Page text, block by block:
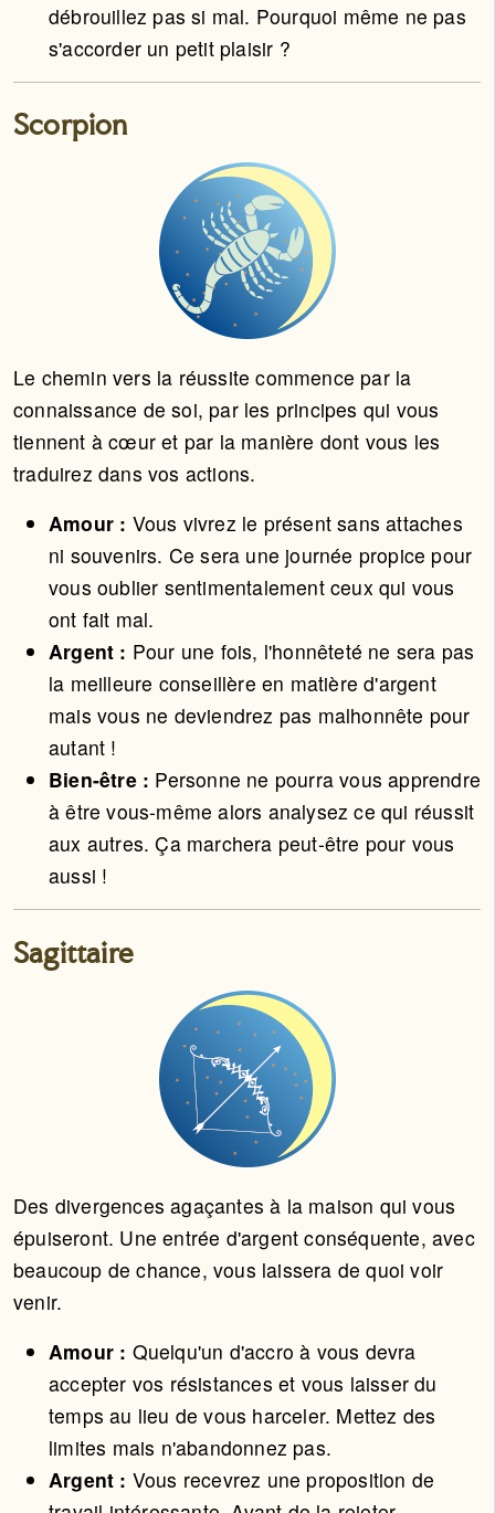
débrouillez pas si mal. Pourquoi même ne pas
s'accorder un petit plaisir ?
Scorpion
Le chemin vers la réussite commence par la
connaissance de soi, par les principes qui vous
tiennent à cœur et par la manière dont vous les
traduirez dans vos actions.
Amour : Vous vivrez le présent sans attaches
ni souvenirs. Ce sera une journée propice pour
vous oublier sentimentalement ceux qui vous
ont fait mal.
Argent : Pour une fois, l'honnêteté ne sera pas
la meilleure conseillère en matière d'argent
mais vous ne deviendrez pas malhonnête pour
autant !
Bien-être : Personne ne pourra vous apprendre
à être vous-même alors analysez ce qui réussit
aux autres. Ça marchera peut-être pour vous
aussi !
Sagittaire
Des divergences agaçantes à la maison qui vous
épuiseront. Une entrée d'argent conséquente, avec
beaucoup de chance, vous laissera de quoi voir
venir.
Amour : Quelqu'un d'accro à vous devra
accepter vos résistances et vous laisser du
temps au lieu de vous harceler. Mettez des
limites mais n'abandonnez pas.
Argent : Vous recevrez une proposition de